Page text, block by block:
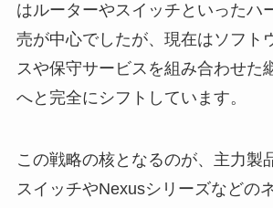
はルーターやスイッチといったハ
売が中心でしたが、現在はソフト
スや保守サービスを組み合わせた
へと完全にシフトしています。
この戦略の核となるのが、主力製
スイッチやNexusシリーズなどの